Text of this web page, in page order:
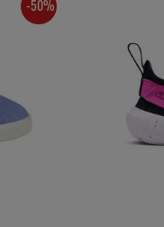
-50%